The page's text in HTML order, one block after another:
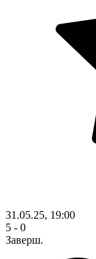
31.05.25, 19:00
5 - 0
Заверш.